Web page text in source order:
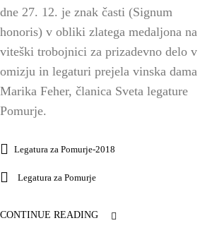
dne 27. 12. je znak časti (Signum
honoris) v obliki zlatega medaljona na
viteški trobojnici za prizadevno delo v
omizju in legaturi prejela vinska dama
Marika Feher, članica Sveta legature
Pomurje.
Legatura za Pomurje-2018
Legatura za Pomurje
CONTINUE READING